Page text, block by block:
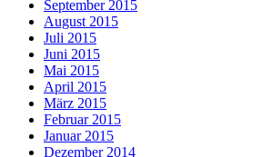
September 2015
August 2015
Juli 2015
Juni 2015
Mai 2015
April 2015
März 2015
Februar 2015
Januar 2015
Dezember 2014